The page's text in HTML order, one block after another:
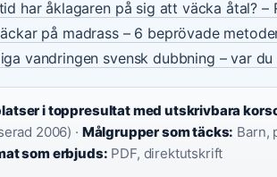
har åklagaren på sig att väcka åtal? –
på madrass – 6 beprövade
vandringen svensk dubbning – var
i toppresultat med utskrivbara
2006) · Målgrupper som täcks: Barn,
som erbjuds: PDF, direktutskrift